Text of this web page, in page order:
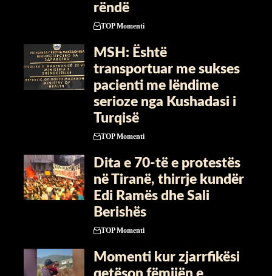
rëndë
TOP Momenti
MSH: Është
transportuar me sukses
pacienti me lëndime
serioze nga Kushadasi i
Turqisë
TOP Momenti
​Dita e 70-të e protestës
në Tiranë, thirrje kundër
Edi Ramës dhe Sali
Berishës
TOP Momenti
Momenti kur zjarrfikësi